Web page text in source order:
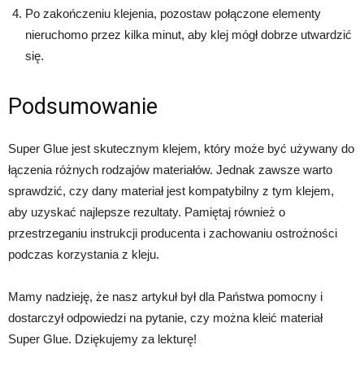
Po zakończeniu klejenia, pozostaw połączone elementy
nieruchomo przez kilka minut, aby klej mógł dobrze utwardzić
się.
Podsumowanie
Super Glue jest skutecznym klejem, który może być używany do
łączenia różnych rodzajów materiałów. Jednak zawsze warto
sprawdzić, czy dany materiał jest kompatybilny z tym klejem,
aby uzyskać najlepsze rezultaty. Pamiętaj również o
przestrzeganiu instrukcji producenta i zachowaniu ostrożności
podczas korzystania z kleju.
Mamy nadzieję, że nasz artykuł był dla Państwa pomocny i
dostarczył odpowiedzi na pytanie, czy można kleić materiał
Super Glue. Dziękujemy za lekturę!